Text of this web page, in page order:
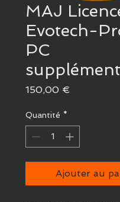
MAJ
Evotech-
PC
150,00 €
Quantité *
Ajouter au